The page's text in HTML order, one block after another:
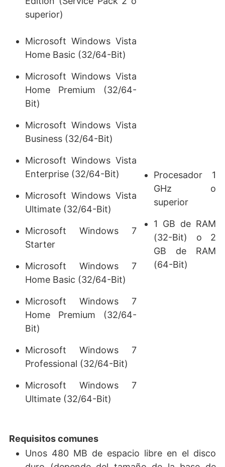
superior)
Microsoft Windows Vista
Home Basic (32/64-Bit)
Microsoft Windows Vista
Home Premium (32/64-
Bit)
Microsoft Windows Vista
Business (32/64-Bit)
Microsoft Windows Vista
Enterprise (32/64-Bit)
Microsoft Windows Vista
Ultimate (32/64-Bit)
Microsoft Windows 7
Starter
Microsoft Windows 7
Home Basic (32/64-Bit)
Microsoft Windows 7
Home Premium (32/64-
Bit)
Microsoft Windows 7
Professional (32/64-Bit)
Microsoft Windows 7
Ultimate (32/64-Bit)
Procesador 1
GHz o
superior
1 GB de RAM
(32-Bit) o 2
GB de RAM
(64-Bit)
Requisitos comunes
Unos 480 MB de espacio libre en el disco